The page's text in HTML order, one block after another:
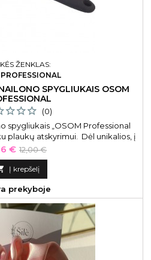
ŽENKLAS:
SPYGLIUKAIS OSOM
(0)
spygliukais „OSOM Professional
plaukų atskyrimui. Dėl unikalios, į
šepečio korpuso konstrukcijos,
jų neišpešant ir nepažeidžiant,
lūžinėjimą bei skatinant sveikai
Šepečio korpusas yra atsparus...
€ Bazinė
kaina
12,00 €
Į krepšelį
prekyboje